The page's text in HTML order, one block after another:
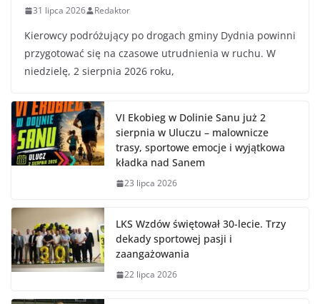
31 lipca 2026 Redaktor
Kierowcy podróżujący po drogach gminy Dydnia powinni
przygotować się na czasowe utrudnienia w ruchu. W
niedzielę, 2 sierpnia 2026 roku,
VI Ekobieg w Dolinie Sanu już 2
sierpnia w Uluczu – malownicze
trasy, sportowe emocje i wyjątkowa
kładka nad Sanem
23 lipca 2026
LKS Wzdów świętował 30-lecie. Trzy
dekady sportowej pasji i
zaangażowania
22 lipca 2026